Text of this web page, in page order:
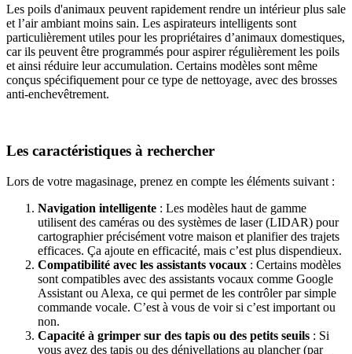
Les poils d'animaux peuvent rapidement rendre un intérieur plus sale
et l’air ambiant moins sain. Les aspirateurs intelligents sont
particulièrement utiles pour les propriétaires d’animaux domestiques,
car ils peuvent être programmés pour aspirer régulièrement les poils
et ainsi réduire leur accumulation. Certains modèles sont même
conçus spécifiquement pour ce type de nettoyage, avec des brosses
anti-enchevêtrement.
Les caractéristiques à rechercher
Lors de votre magasinage, prenez en compte les éléments suivant :
Navigation intelligente : Les modèles haut de gamme
utilisent des caméras ou des systèmes de laser (LIDAR) pour
cartographier précisément votre maison et planifier des trajets
efficaces. Ça ajoute en efficacité, mais c’est plus dispendieux.
Compatibilité avec les assistants vocaux : Certains modèles
sont compatibles avec des assistants vocaux comme Google
Assistant ou Alexa, ce qui permet de les contrôler par simple
commande vocale. C’est à vous de voir si c’est important ou
non.
Capacité à grimper sur des tapis ou des petits seuils : Si
vous avez des tapis ou des dénivellations au plancher (par